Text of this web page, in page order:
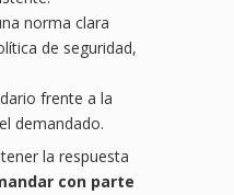
norma clara
de seguridad,
frente a la
demandado.
la respuesta
con parte